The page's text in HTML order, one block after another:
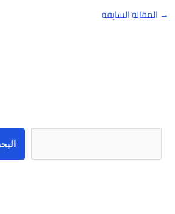
→ المقالة السابقة